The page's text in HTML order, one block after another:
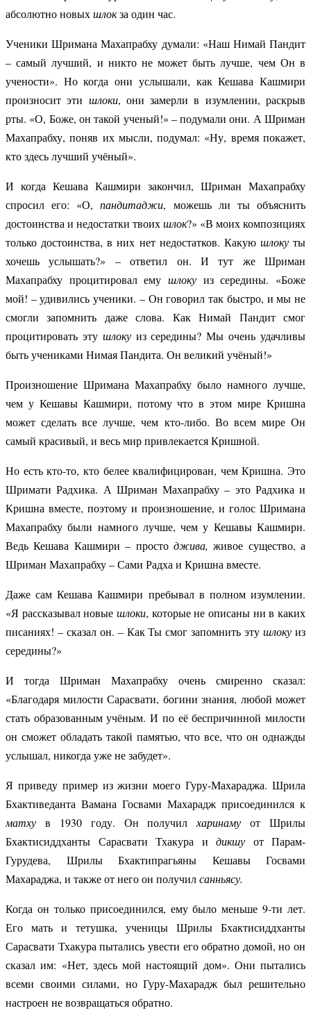
абсолютно новыхшлокза один час.
Ученики Шримана Махапрабху думали: «Наш Нимай Пандит
– самый лучший, и никто не может быть лучше, чем Он в
учености». Но когда они услышали, как Кешава Кашмири
произносит эти шлоки, они замерли в изумлении, раскрыв
рты. «О, Боже, он такой ученый!» – подумали они. А Шриман
Махапрабху, поняв их мысли, подумал: «Ну, время покажет,
кто здесь лучший учёный».
И когда Кешава Кашмири закончил, Шриман Махапрабху
спросил его: «О,пандитаджи, можешь ли ты объяснить
достоинства и недостатки твоихшлок?» «В моих композициях
только достоинства, в них нет недостатков. Какую шлокуты
хочешь услышать?» – ответил он. И тут же Шриман
Махапрабху процитировал ему шлоку из середины. «Боже
мой! – удивились ученики. – Он говорил так быстро, и мы не
смогли запомнить даже слова. Как Нимай Пандит смог
процитировать эту шлокуиз середины? Мы очень удачливы
быть учениками Нимая Пандита. Он великий учёный!»
Произношение Шримана Махапрабху было намного лучше,
чем у Кешавы Кашмири, потому что в этом мире Кришна
может сделать все лучше, чем кто-либо. Во всем мире Он
самый красивый, и весь мир привлекается Кришной.
Но есть кто-то, кто белее квалифицирован, чем Кришна. Это
Шримати Радхика. А Шриман Махапрабху – это Радхика и
Кришна вместе, поэтому и произношение, и голос Шримана
Махапрабху были намного лучше, чем у Кешавы Кашмири.
Ведь Кешава Кашмири – просто джива, живое существо, а
Шриман Махапрабху – Сами Радха и Кришна вместе.
Даже сам Кешава Кашмири пребывал в полном изумлении.
«Я рассказывал новые шлоки, которые не описаны ни в каких
писаниях! – сказал он. – Как Ты смог запомнить этушлоку из
середины?»
И тогда Шриман Махапрабху очень смиренно сказал:
«Благодаря милости Сарасвати, богини знания, любой может
стать образованным учёным. И по её беспричинной милости
он сможет обладать такой памятью, что все, что он однажды
услышал, никогда уже не забудет».
Я приведу пример из жизни моего Гуру-Махараджа. Шрила
Бхактиведанта Вамана Госвами Махарадж присоединился к
матху в 1930 году. Он получилхаринаму от Шрилы
Бхактисиддханты Сарасвати Тхакура и дикшу от Парам-
Гурудева, Шрилы Бхактипрагьяны Кешавы Госвами
Махараджа, и также от него он получилсанньясу.
Когда он только присоединился, ему было меньше 9-ти лет.
Его мать и тетушка, ученицы Шрилы Бхактисиддханты
Сарасвати Тхакура пытались увести его обратно домой, но он
сказал им: «Нет, здесь мой настоящий дом». Они пытались
всеми своими силами, но Гуру-Махарадж был решительно
настроен не возвращаться обратно.